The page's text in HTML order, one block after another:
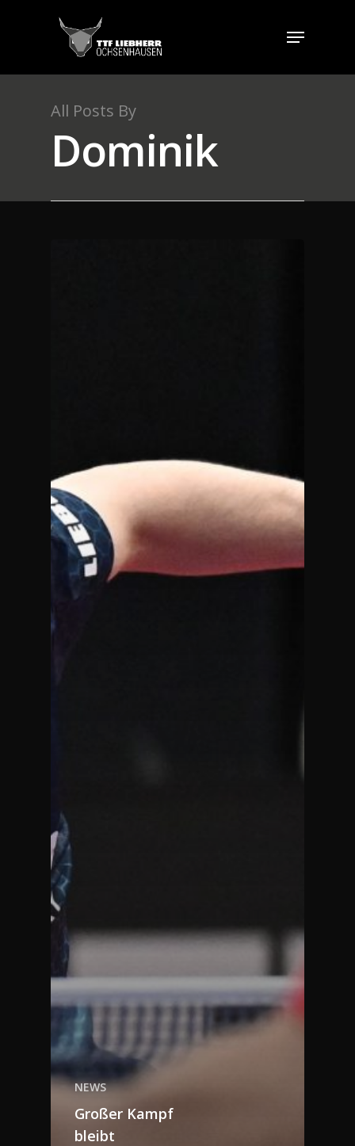
All Posts By
Dominik
NEWS
Großer Kampf
bleibt